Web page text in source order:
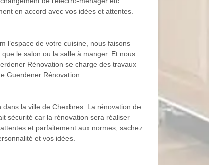
en accord avec vos idées et attentes.
l’espace de votre cuisine, nous faisons
le salon ou la salle à manger. Et nous
Rénovation se charge des travaux
Guerdener Rénovation .
la ville de Chexbres. La rénovation de
sécurité car la rénovation sera réaliser
et parfaitement aux normes, sachez
et vos idées.